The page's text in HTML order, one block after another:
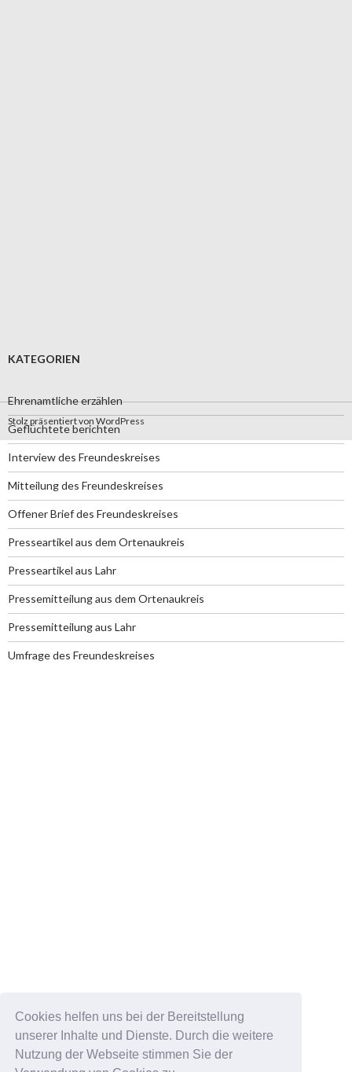
Cookies helfen uns bei der Bereitstellung
unserer Inhalte und Dienste. Durch die weitere
Nutzung der Webseite stimmen Sie der
KATEGORIEN
Ehrenamtliche erzählen
Geflüchtete berichten
Interview des Freundeskreises
Mitteilung des Freundeskreises
Offener Brief des Freundeskreises
Presseartikel aus dem Ortenaukreis
Presseartikel aus Lahr
Pressemitteilung aus dem Ortenaukreis
Pressemitteilung aus Lahr
Umfrage des Freundeskreises
Stolz präsentiert von WordPress